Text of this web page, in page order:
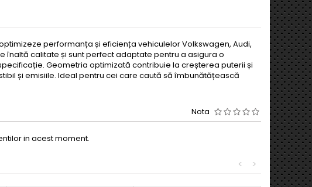
performanța și eficiența vehiculelor Volkswagen, Audi,
înaltă calitate și sunt perfect adaptate pentru a asigura o
Geometria optimizată contribuie la creșterea puterii și
și emisiile. Ideal pentru cei care caută să îmbunătățească
Nota
in acest moment.
>
<